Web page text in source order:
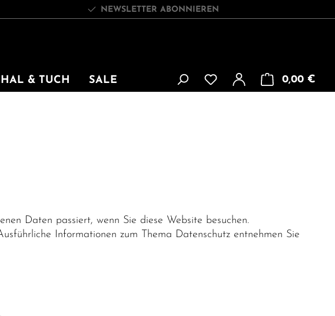
NEWSLETTER ABONNIEREN
& TUCH SALE 0,00 €
Daten passiert, wenn Sie diese Website besuchen.
Informationen zum Thema Datenschutz entnehmen Sie